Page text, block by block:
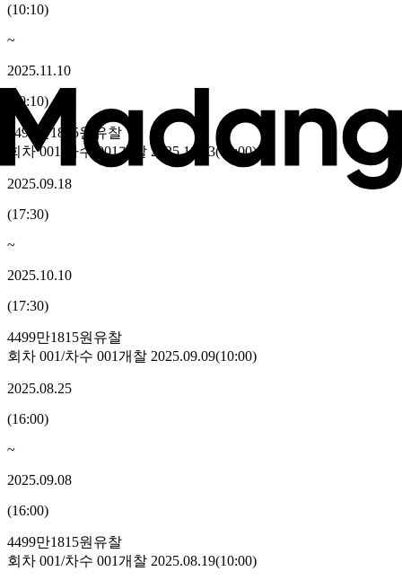
(10:10)
~
2025.11.10
10:10)
4499만1815원
유찰
회차001 /차수 001개찰2025.10.13(10:00)
2025.09.18
(17:30)
~
2025.10.10
(17:30)
4499만1815원 유찰
회차 001/차수 001개찰 2025.09.09(10:00)
2025.08.25
(16:00)
~
2025.09.08
(16:00)
4499만1815원 유찰
회차 001/차수 001개찰 2025.08.19(10:00)